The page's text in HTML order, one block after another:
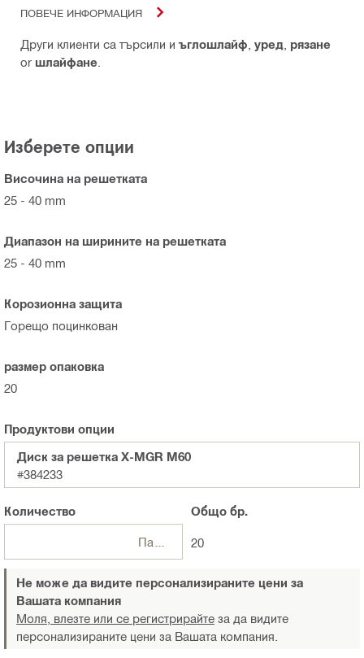
ПОВЕЧЕ ИНФОРМАЦИЯ
Други клиенти са търсили и ъглошлайф уред рязане
or шлайфане
Изберете опции
Височина на решетката
25 - 40 mm
Диапазон на ширините на решетката
25 - 40 mm
Корозионна защита
Горещо поцинкован
размер опаковка
20
Продуктови опции
Диск за решетка X-MGR M60
#384233
Количество Общо бр.
20
Не може да видите персонализираните цени за
Вашата компания
Моля, влезте или се регистрирайте за да видите
персонализираните цени за Вашата компания.